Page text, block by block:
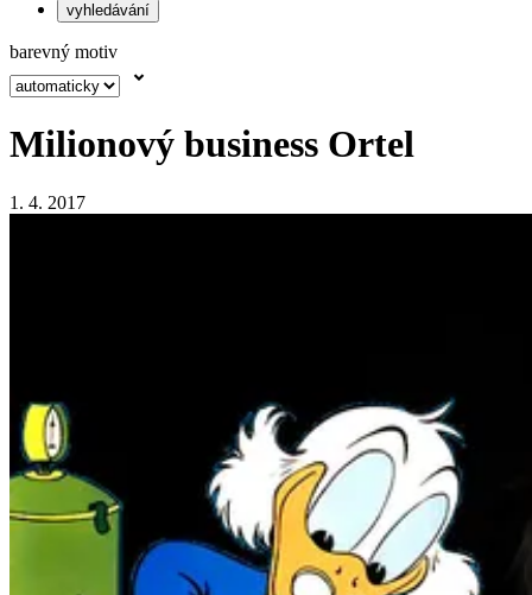
vyhledávání
barevný motiv
Milionový business Ortel
1. 4. 2017